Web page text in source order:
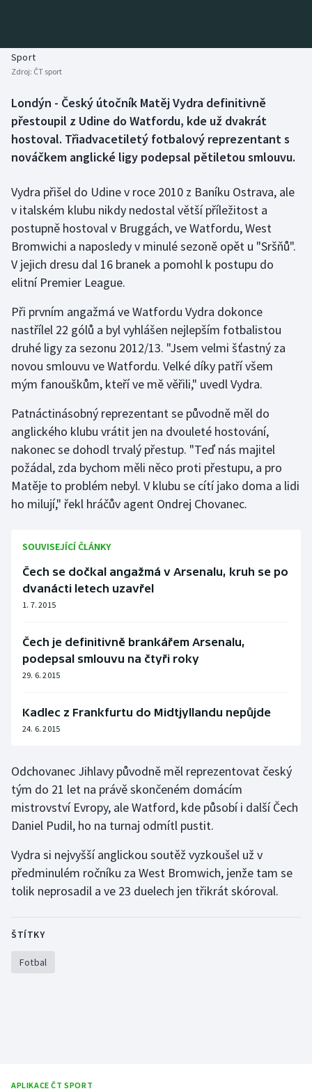
Biatlon
Boby a skeleton
Box
Dostihy
Florbal
Futsal
Golf
Gymnastika
Házená
Jezdectví
Judo
Krasobruslení
Lezení
Lyže a snowboard
Moderní pětiboj
Motorsport
Olympijské hry
Parasport
Plavání
Ragby
Rychlobruslení
Short track
Volejbal
Aplikace ČT sport
AZ kvíz
Sport
Zdroj: ČT sport
Londýn - Český útočník Matěj Vydra definitivně
přestoupil z Udine do Watfordu, kde už dvakrát
hostoval. Třiadvacetiletý fotbalový reprezentant s
nováčkem anglické ligy podepsal pětiletou smlouvu.
Vydra přišel do Udine v roce 2010 z Baníku Ostrava, ale
v italském klubu nikdy nedostal větší příležitost a
postupně hostoval v Bruggách, ve Watfordu, West
Bromwichi a naposledy v minulé sezoně opět u "Sršňů".
V jejich dresu dal 16 branek a pomohl k postupu do
elitní Premier League.
Při prvním angažmá ve Watfordu Vydra dokonce
nastřílel 22 gólů a byl vyhlášen nejlepším fotbalistou
druhé ligy za sezonu 2012/13. "Jsem velmi šťastný za
novou smlouvu ve Watfordu. Velké díky patří všem
mým fanouškům, kteří ve mě věřili," uvedl Vydra.
Patnáctinásobný reprezentant se původně měl do
anglického klubu vrátit jen na dvouleté hostování,
nakonec se dohodl trvalý přestup. "Teď nás majitel
požádal, zda bychom měli něco proti přestupu, a pro
Matěje to problém nebyl. V klubu se cítí jako doma a lidi
ho milují," řekl hráčův agent Ondrej Chovanec.
SOUVISEJÍCÍ ČLÁNKY
Čech se dočkal angažmá v Arsenalu, kruh se po
dvanácti letech uzavřel
1. 7. 2015
Čech je definitivně brankářem Arsenalu,
podepsal smlouvu na čtyři roky
29. 6. 2015
Kadlec z Frankfurtu do Midtjyllandu nepůjde
24. 6. 2015
Odchovanec Jihlavy původně měl reprezentovat český
tým do 21 let na právě skončeném domácím
mistrovství Evropy, ale Watford, kde působí i další Čech
Daniel Pudil, ho na turnaj odmítl pustit.
Vydra si nejvyšší anglickou soutěž vyzkoušel už v
předminulém ročníku za West Bromwich, jenže tam se
tolik neprosadil a ve 23 duelech jen třikrát skóroval.
ŠTÍTKY
Fotbal
APLIKACE ČT SPORT